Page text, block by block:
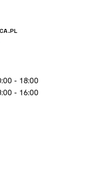
- 18:00
- 16:00